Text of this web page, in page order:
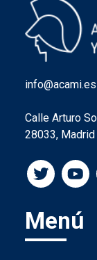
info@acami.es
Calle Arturo
28033, Madrid
Menú